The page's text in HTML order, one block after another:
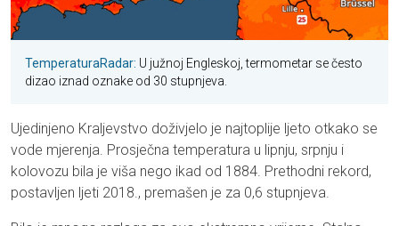
TemperaturaRadar: U južnoj Engleskoj, termometar se često
dizao iznad oznake od 30 stupnjeva.
Ujedinjeno Kraljevstvo doživjelo je najtoplije ljeto otkako se
vode mjerenja. Prosječna temperatura u lipnju, srpnju i
kolovozu bila je viša nego ikad od 1884. Prethodni rekord,
postavljen ljeti 2018., premašen je za 0,6 stupnjeva.